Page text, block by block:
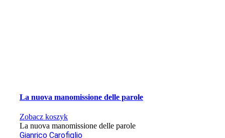
La nuova manomissione delle parole
Zobacz koszyk
La nuova manomissione delle parole
Gianrico Carofiglio